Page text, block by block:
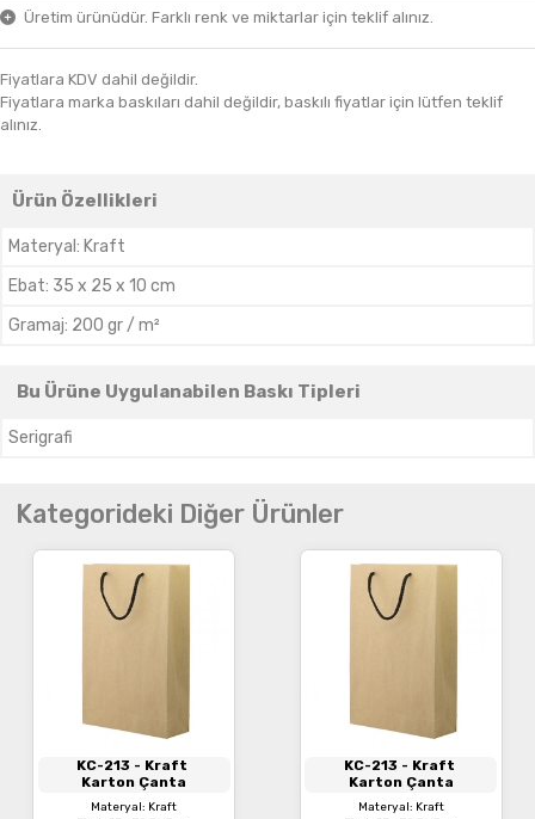
Üretim ürünüdür. Farklı renk ve miktarlar için teklif alınız.
Fiyatlara KDV dahil değildir.
Fiyatlara marka baskıları dahil değildir, baskılı fiyatlar için lütfen teklif
alınız.
Ürün Özellikleri
Materyal : Kraft
Ebat: 35 x 25 x 10 cm
Gramaj: 200 gr / m²
Bu Ürüne Uygulanabilen Baskı Tipleri
Serigrafi
Kategorideki Diğer Ürünler
KC-213 - Kraft
Karton Çanta
Materyal: Kraft
KC-213 - Kraft
Karton Çanta
Materyal: Kraft